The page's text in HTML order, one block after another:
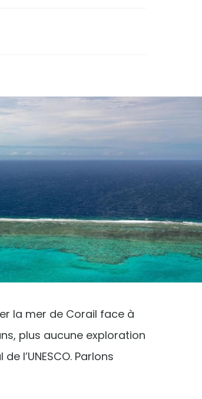
la mer de Corail face à
plus aucune exploration
l’UNESCO. Parlons